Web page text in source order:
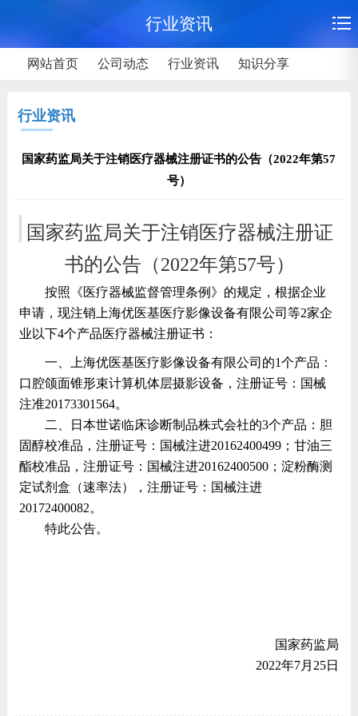
行业资讯
网站首页 公司动态 行业资讯 知识分享
行业资讯
国家药监局关于注销医疗器械注册证书的公告（2022年第57
号）
国家药监局关于注销医疗器械注册证
书的公告（2022年第57号）
按照《医疗器械监督管理条例》的规定，根据企业
申请，现注销上海优医基医疗影像设备有限公司等2家企
业以下4个产品医疗器械注册证书：
一、上海优医基医疗影像设备有限公司的1个产品：
口腔颌面锥形束计算机体层摄影设备，注册证号：国械
注准20173301564。
二、日本世诺临床诊断制品株式会社的3个产品：胆
固醇校准品，注册证号：国械注进20162400499；甘油三
酯校准品，注册证号：国械注进20162400500；淀粉酶测
定试剂盒（速率法），注册证号：国械注进
20172400082。
特此公告。
国家药监局
2022年7月25日